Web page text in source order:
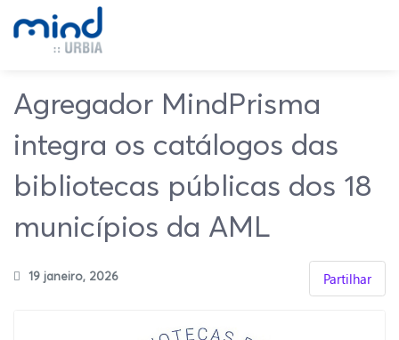
Agregador MindPrisma
integra os catálogos das
bibliotecas públicas dos 18
municípios da AML
Partilhar
19 janeiro, 2026